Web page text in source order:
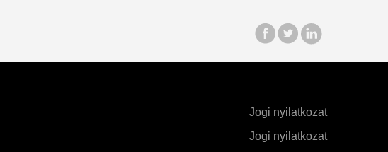
Jogi nyilatkozat
Jogi nyilatkozat